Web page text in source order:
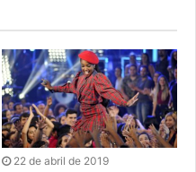
22 de abril de 2019